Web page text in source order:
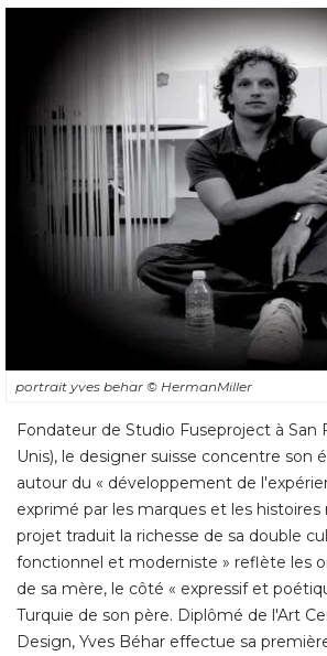
portrait yves behar © HermanMiller
Fondateur de Studio Fuseproject à San
Unis), le designer suisse concentre son
autour du « développement de
exprimé par les marques et les histoires
projet traduit la richesse de sa double
fonctionnel et moderniste » reflète les
de sa mère, le côté « expressif et
Turquie de son père. Diplômé de l'Art
Design, Yves Béhar effectue sa